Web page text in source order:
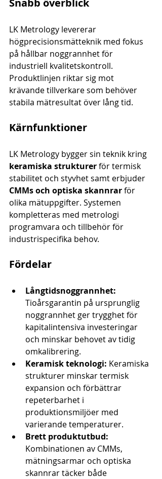
Snabb överblick
LK Metrology levererar
högprecisionsmätteknik med fokus
på hållbar noggrannhet för
industriell kvalitetskontroll.
Produktlinjen riktar sig mot
krävande tillverkare som behöver
stabila mätresultat över lång tid.
Kärnfunktioner
LK Metrology bygger sin teknik kring
keramiska strukturer för termisk
stabilitet och styvhet samt erbjuder
CMMs och optiska skannrar för
olika mätuppgifter. Systemen
kompletteras med metrologi
programvara och tillbehör för
industrispecifika behov.
Fördelar
Långtidsnoggrannhet:
Tioårsgarantin på ursprunglig
noggrannhet ger trygghet för
kapitalintensiva investeringar
och minskar behovet av tidig
omkalibrering.
Keramisk teknologi: Keramiska
strukturer minskar termisk
expansion och förbättrar
repeterbarhet i
produktionsmiljöer med
varierande temperaturer.
Brett produktutbud:
Kombinationen av CMMs,
mätningsarmar och optiska
skannrar täcker både